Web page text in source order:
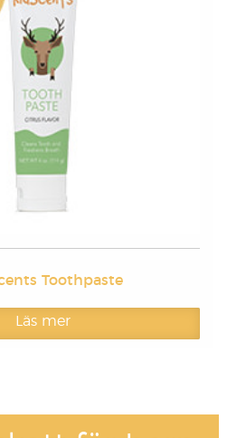
Toothpaste
Läs mer